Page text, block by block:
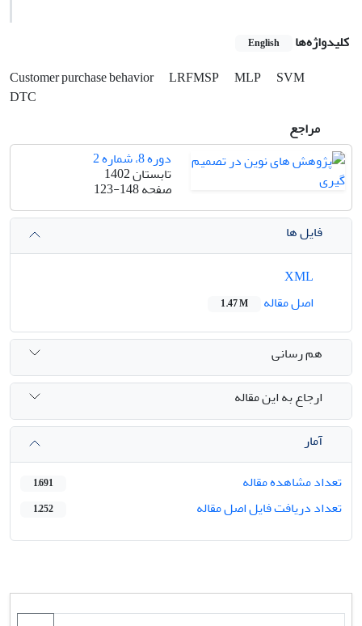
کلیدواژه‌ها English
Customer purchase behavior LRFMSP MLP
SVM
DTC
مراجع
دوره 8، شماره 2
تابستان 1402
صفحه123-148
فایل ها
اصل مقاله
1.47 M
هم رسانی
ارجاع به این مقاله
آمار
تعداد مشاهده مقاله
1,691
تعداد دریافت فایل اصل مقاله 1,252